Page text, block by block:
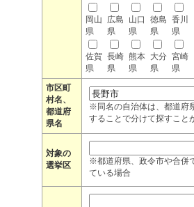
岡山
県
広島
県
山口
県
徳島
県
香川
県
佐賀
県
長崎
県
熊本
県
大分
県
宮崎
県
市区町
村名、
都道府
県名
※同名の自治体は、都道府
することで分けて探すこと
対象の
選挙区
※都道府県、政令市や合併
ている場合